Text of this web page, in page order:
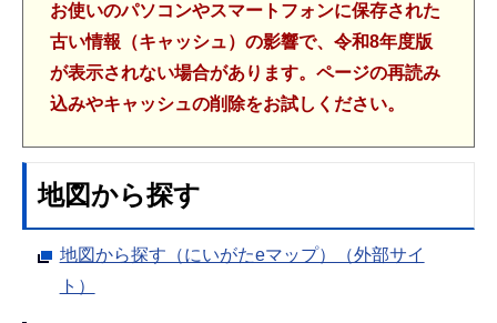
お使いのパソコンやスマートフォンに保存された
古い情報（キャッシュ）の影響で、令和8年度版
が表示されない場合があります。ページの再読み
込みやキャッシュの削除をお試しください。
地図から探す
地図から探す（にいがたeマップ）（外部サイ
ト）